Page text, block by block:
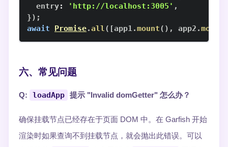
  entry
: 'http://localhost:3005' ,
}) ;
await
Promise.all( [app1.mount( ) , app2 .mount
六、常见问题
Q: loadApp 提示 "Invalid domGetter" 怎么办？
确保挂载节点已经存在于页面 DOM 中。在 Garfish 开始
渲染时如果查询不到挂载节点，就会抛出此错误。可以